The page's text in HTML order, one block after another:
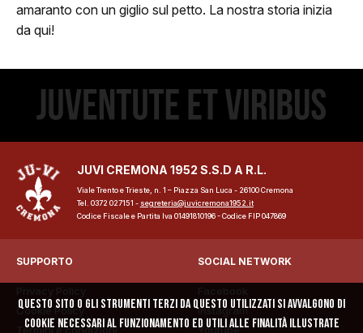
Squadra 25/26
Organigramma
Safe Guarding
Classifica
amaranto con un giglio sul petto. La nostra storia inizia
da qui!
JUVI CREMONA 1952 S.S.D A R.L.
Viale Trento e Trieste, n. 1 – Piazza San Luca - 26100 Cremona
Tel. 0372 027151 - segreteria@juvicremona1952.it
Codice Fiscale e Partita Iva 01491810196 - Codice FIP 047869
SUPPORTO
Cookie Policy
Termini e condizioni
SOCIAL NETWORK
Instagram
Youtube
Questo sito o gli strumenti terzi da questo utilizzati si avvalgono di
cookie necessari al funzionamento ed utili alle finalità illustrate